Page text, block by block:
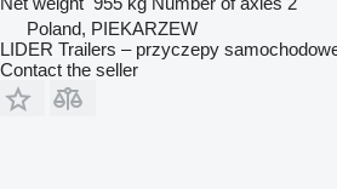
Poland, PIEKARZEW
LIDER Trailers – przyczepy
Contact the seller